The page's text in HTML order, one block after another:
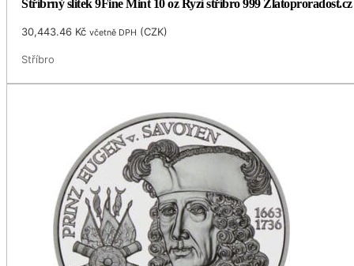
Stříbrný slitek 9Fine Mint 10 oz Ryzí stříbro 999 Zlatoproradost.cz
30,443.46 Kč včetně DPH (CZK)
Stříbro